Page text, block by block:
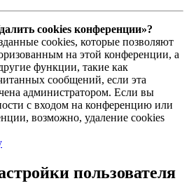
cookies конференции»?
cookies, которые позволяют
на этой конференции, а
функции, такие как
сообщений, если эта
администратором. Если вы
с входом на конференцию или
возможно, удаление cookies
пользователя